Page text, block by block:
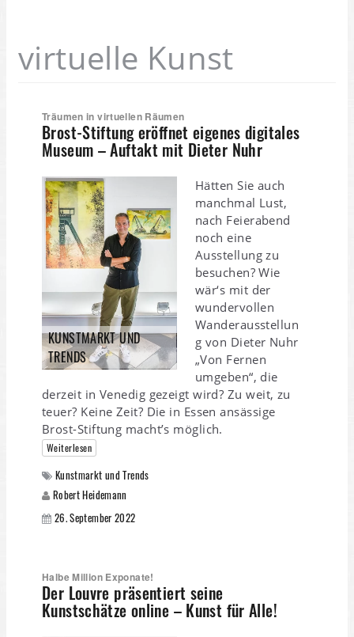
virtuelle Kunst
Träumen in virtuellen Räumen
Brost-Stiftung eröffnet eigenes digitales
Museum – Auftakt mit Dieter Nuhr
KUNSTMARKT UND
TRENDS
Hätten Sie auch
manchmal Lust,
nach Feierabend
noch eine
Ausstellung zu
besuchen? Wie
wär‘s mit der
wundervollen
Wanderausstellun
g von Dieter Nuhr
„Von Fernen
umgeben“, die
derzeit in Venedig gezeigt wird? Zu weit, zu
teuer? Keine Zeit? Die in Essen ansässige
Brost-Stiftung macht’s möglich.
Weiterlesen
Kunstmarkt und Trends
Robert Heidemann
26. September 2022
Halbe Million Exponate!
Der Louvre präsentiert seine
Kunstschätze online – Kunst für Alle!